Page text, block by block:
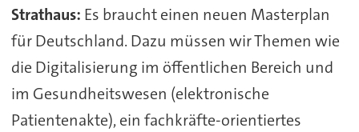
Strathaus: Es braucht einen neuen Masterplan
für Deutschland. Dazu müssen wir Themen wie
die Digitalisierung im öffentlichen Bereich und
im Gesundheitswesen (elektronische
Patientenakte), ein fachkräfte-orientiertes